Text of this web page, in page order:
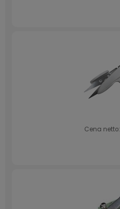
Cena netto: